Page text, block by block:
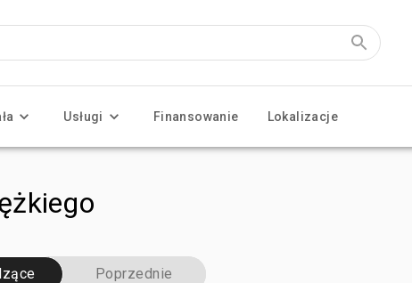
Usługi Finansowanie Lokalizacje
Poprzednie